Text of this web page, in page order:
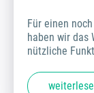
Für einen
haben wir das
nützliche